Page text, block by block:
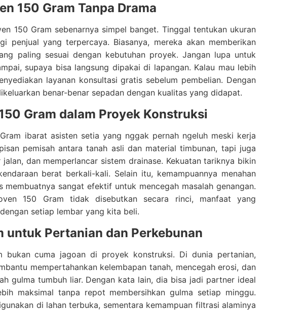
150 Gram Tanpa Drama
150 Gram sebenarnya simpel banget. Tinggal tentukan ukuran
penjual yang terpercaya. Biasanya, mereka akan memberikan
paling sesuai dengan kebutuhan proyek. Jangan lupa untuk
supaya bisa langsung dipakai di lapangan. Kalau mau lebih
layanan konsultasi gratis sebelum pembelian. Dengan
benar-benar sepadan dengan kualitas yang didapat.
Gram dalam Proyek Konstruksi
ibarat asisten setia yang nggak pernah ngeluh meski kerja
pemisah antara tanah asli dan material timbunan, tapi juga
dan memperlancar sistem drainase. Kekuatan tariknya bikin
berat berkali-kali. Selain itu, kemampuannya menahan
sangat efektif untuk mencegah masalah genangan.
150 Gram tidak disebutkan secara rinci, manfaat yang
setiap lembar yang kita beli.
untuk Pertanian dan Perkebunan
bukan cuma jagoan di proyek konstruksi. Di dunia pertanian,
mempertahankan kelembapan tanah, mencegah erosi, dan
gulma tumbuh liar. Dengan kata lain, dia bisa jadi partner ideal
maksimal tanpa repot membersihkan gulma setiap minggu.
di lahan terbuka, sementara kemampuan filtrasi alaminya